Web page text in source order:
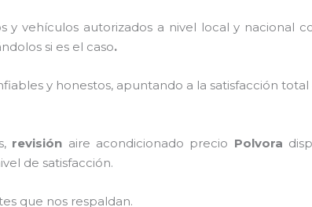
y vehículos autorizados a nivel local y nacional
si es el caso.
y honestos, apuntando a la satisfacción
revisión aire acondicionado precio Polvora
de satisfacción.
que nos respaldan.